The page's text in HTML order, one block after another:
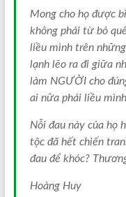
Mong cho họ được
không phải từ bỏ
liều mình trên
lạnh lẽo ra đi giữa
làm NGƯỜI cho
ai nữa phải liều
Nỗi đau này của họ
tộc đã hết chiến
đau để khóc?
Hoàng Huy